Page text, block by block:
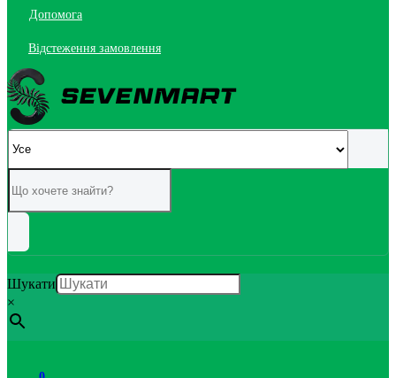
Допомога
Відстеження замовлення
Шукати
×